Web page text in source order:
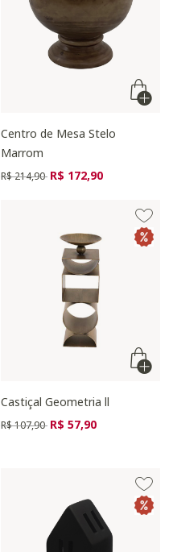
Centro de Mesa Stelo
Marrom
Preço reduzido de
R$ 214,90 para
R$ 172,90
Castiçal Geometria ll
Preço reduzido de
R$ 107,90 para
R$ 57,90